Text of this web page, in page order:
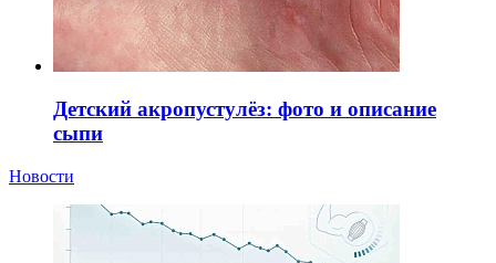
Детский акропустулёз: фото и описание
сыпи
Новости